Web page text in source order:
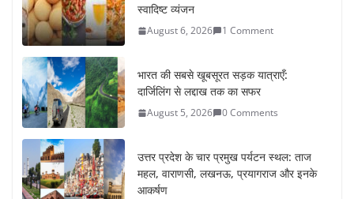
स्वादिष्ट व्यंजन
August 6, 2026 1 Comment
भारत की सबसे खूबसूरत सड़क यात्राएँ:
दार्जिलिंग से लद्दाख तक का सफर
August 5, 2026 0 Comments
उत्तर प्रदेश के चार प्रमुख पर्यटन स्थल: ताज
महल, वाराणसी, लखनऊ, प्रयागराज और इनके
आकर्षण